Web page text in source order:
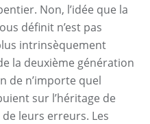
Non, l’idée que la
définit n’est pas
intrinsèquement
la deuxième génération
de n’importe quel
sur l’héritage de
leurs erreurs. Les